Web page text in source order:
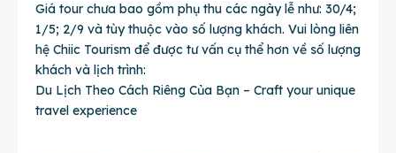
Giá tour chưa bao gồm phụ thu các ngày lễ như: 30/4;
1/5; 2/9 và tùy thuộc vào số lượng khách. Vui lòng liên
hệ Chiic Tourism để được tư vấn cụ thể hơn về số lượng
khách và lịch trình:
Du Lịch Theo Cách Riêng Của Bạn – Craft your unique
travel experience